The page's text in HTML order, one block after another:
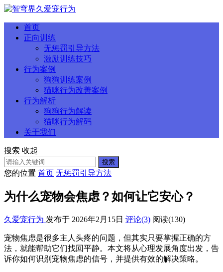
首页
正向训练
无惩罚引导方法
激励训练技巧
行为案例
狗狗训练案例
猫咪行为改善案例
行为解析
狗狗行为解读
猫咪行为解码
关于我们
搜索 收起
搜索
您的位置 首页 无惩罚引导方法
为什么宠物会焦虑？如何让它安心？
久爱宠行为 发布于 2026年2月15日 评论(3) 阅读(130)
宠物焦虑是很多主人头疼的问题，但其实只要掌握正确的方
法，就能帮助它们找回平静。本文将从心理发展角度出发，告
诉你如何识别宠物焦虑的信号，并提供有效的解决策略。